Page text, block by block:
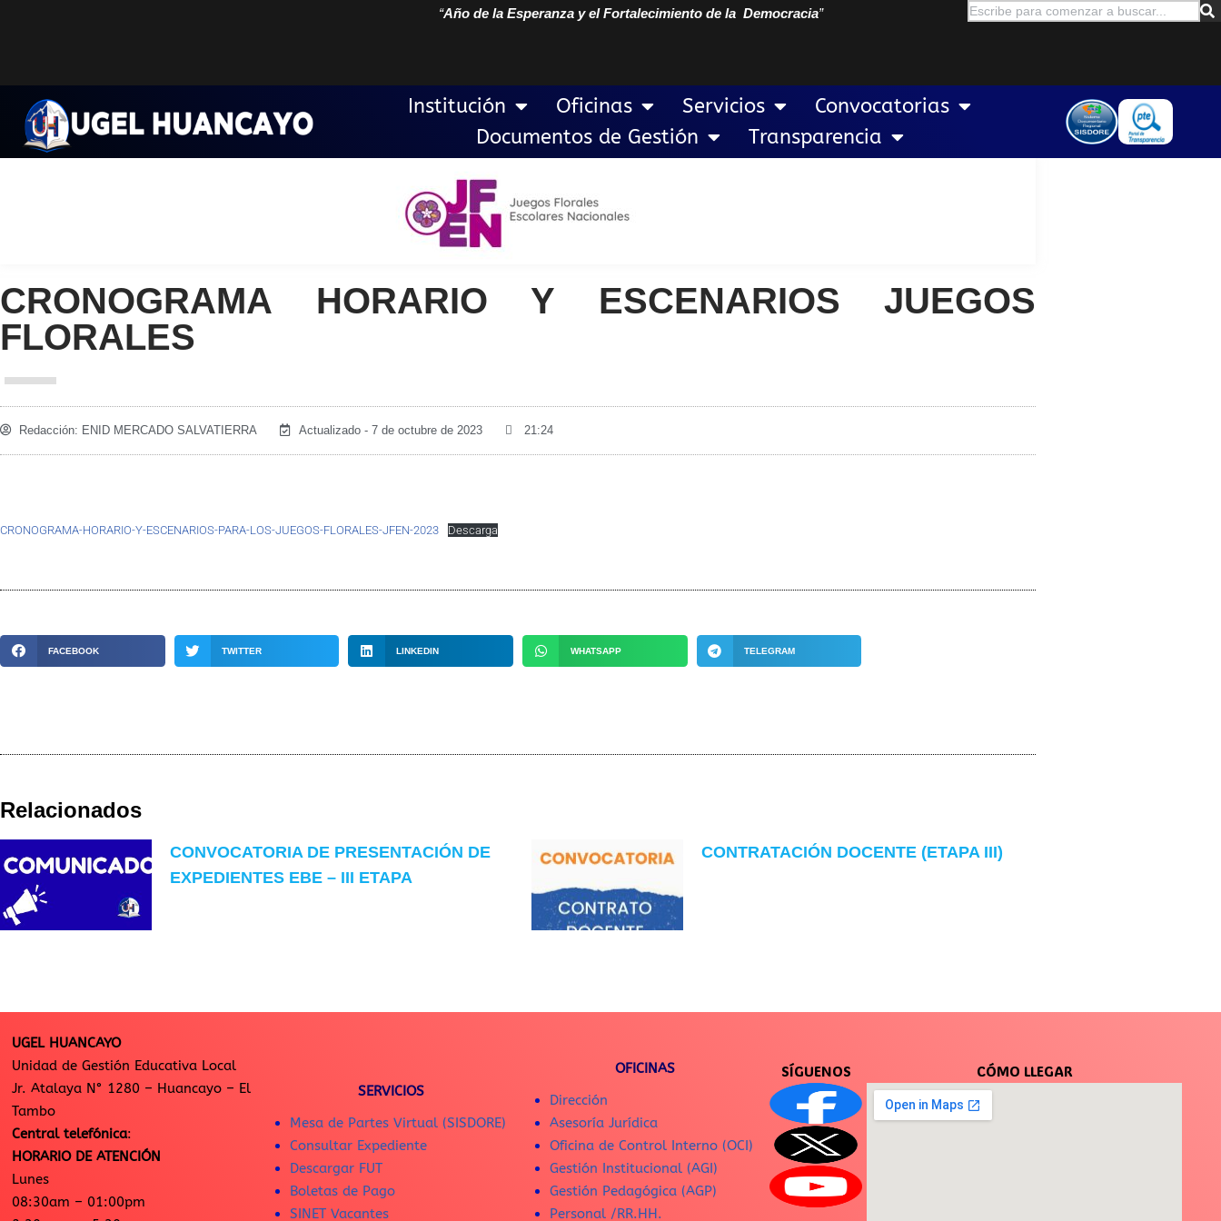
contenido
“Año de la Esperanza y el Fortalecimiento de la Democracia”
Institución Oficinas Servicios
Convocatorias
Documentos de Gestión
Transparencia
CRONOGRAMA HORARIO Y ESCENARIOS JUEGOS
FLORALES
Redacción: ENID MERCADO SALVATIERRA Actualizado - 7 de octubre de 2023 21:24
CRONOGRAMA-HORARIO-Y-ESCENARIOS-PARA-LOS-JUEGOS-FLORALES-JFEN-2023 Descarga
FACEBOOK TWITTER LINKEDIN WHATSAPP TELEGRAM
Relacionados
CONVOCATORIA DE PRESENTACIÓN DE
EXPEDIENTES EBE – III ETAPA
CONTRATACIÓN DOCENTE (ETAPA III)
UGEL HUANCAYO
Unidad de Gestión Educativa Local
Jr. Atalaya N° 1280 – Huancayo – El
Tambo
Central telefónica:
HORARIO DE ATENCIÓN
Lunes
08:30am – 01:00pm
SERVICIOS
Mesa de Partes Virtual (SISDORE)
Consultar Expediente
Descargar FUT
Boletas de Pago
SINET Vacantes
OFICINAS
Dirección
Asesoría Jurídica
Oficina de Control Interno (OCI)
Gestión Institucional (AGI)
Gestión Pedagógica (AGP)
Personal /RR.HH.
SÍGUENOS CÓMO LLEGAR